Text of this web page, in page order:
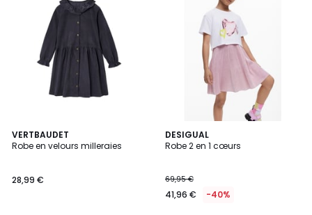
VERTBAUDET
Robe en velours milleraies
28,99 €
2
Couleurs
DESIGUAL
Robe 2 en 1 cœurs
69,95 €
41,96 € -40%